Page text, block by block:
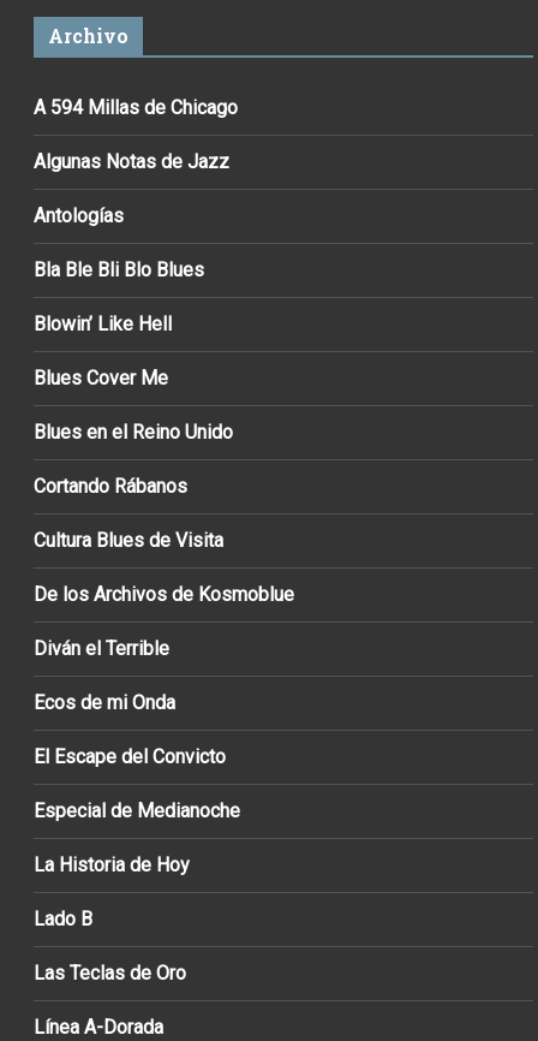
Archivo
A 594 Millas de Chicago
Algunas Notas de Jazz
Antologías
Bla Ble Bli Blo Blues
Blowin’ Like Hell
Blues Cover Me
Blues en el Reino Unido
Cortando Rábanos
Cultura Blues de Visita
De los Archivos de Kosmoblue
Diván el Terrible
Ecos de mi Onda
El Escape del Convicto
Especial de Medianoche
La Historia de Hoy
Lado B
Las Teclas de Oro
Línea A-Dorada